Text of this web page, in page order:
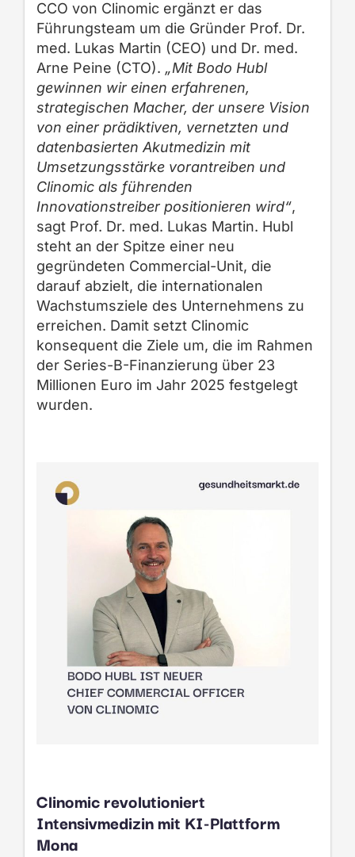
CCO von Clinomic ergänzt er das
Führungsteam um die Gründer Prof. Dr.
med. Lukas Martin (CEO) und Dr. med.
Arne Peine (CTO). „Mit Bodo Hubl
gewinnen wir einen erfahrenen,
strategischen Macher, der unsere Vision
von einer prädiktiven, vernetzten und
datenbasierten Akutmedizin mit
Umsetzungsstärke vorantreiben und
Clinomic als führenden
Innovationstreiber positionieren wird“,
sagt Prof. Dr. med. Lukas Martin. Hubl
steht an der Spitze einer neu
gegründeten Commercial-Unit, die
darauf abzielt, die internationalen
Wachstumsziele des Unternehmens zu
erreichen. Damit setzt Clinomic
konsequent die Ziele um, die im Rahmen
der Series-B-Finanzierung über 23
Millionen Euro im Jahr 2025 festgelegt
wurden.
Clinomic revolutioniert
Intensivmedizin mit KI-Plattform
Mona